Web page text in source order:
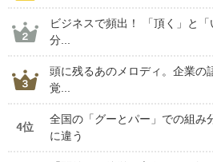
ビジネスで頻出！ 「頂く」と
分...
頭に残るあのメロディ。企業の
覚...
4位
全国の「グーとパー」での組み
に違う